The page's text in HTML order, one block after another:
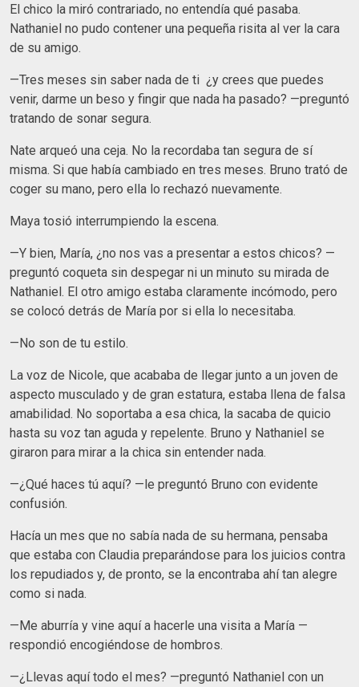
El chico la miró contrariado, no entendía qué pasaba.
Nathaniel no pudo contener una pequeña risita al ver la cara
de su amigo.
—Tres meses sin saber nada de ti ¿y crees que puedes
venir, darme un beso y fingir que nada ha pasado? —preguntó
tratando de sonar segura.
Nate arqueó una ceja. No la recordaba tan segura de sí
misma. Si que había cambiado en tres meses. Bruno trató de
coger su mano, pero ella lo rechazó nuevamente.
Maya tosió interrumpiendo la escena.
—Y bien, María, ¿no nos vas a presentar a estos chicos? —
preguntó coqueta sin despegar ni un minuto su mirada de
Nathaniel. El otro amigo estaba claramente incómodo, pero
se colocó detrás de María por si ella lo necesitaba.
—No son de tu estilo.
La voz de Nicole, que acababa de llegar junto a un joven de
aspecto musculado y de gran estatura, estaba llena de falsa
amabilidad. No soportaba a esa chica, la sacaba de quicio
hasta su voz tan aguda y repelente. Bruno y Nathaniel se
giraron para mirar a la chica sin entender nada.
—¿Qué haces tú aquí? —le preguntó Bruno con evidente
confusión.
Hacía un mes que no sabía nada de su hermana, pensaba
que estaba con Claudia preparándose para los juicios contra
los repudiados y, de pronto, se la encontraba ahí tan alegre
como si nada.
—Me aburría y vine aquí a hacerle una visita a María —
respondió encogiéndose de hombros.
—¿Llevas aquí todo el mes? —preguntó Nathaniel con un